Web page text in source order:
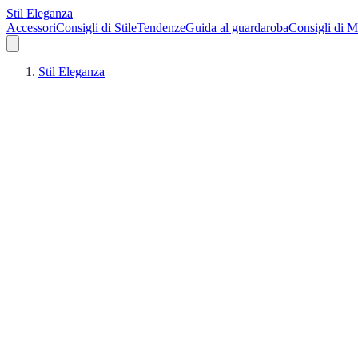
Stil Eleganza
AccessoriConsigli di StileTendenzeGuida al guardarobaConsigli di
Stil Eleganza